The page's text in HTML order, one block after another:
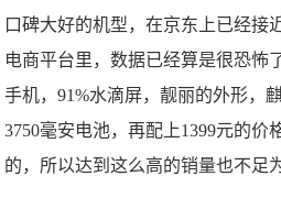
口碑大好的机型，在京东上已经接
电商平台里，数据已经算是很恐怖
手机，91%水滴屏，靓丽的外形，
3750毫安电池，再配上1399元的价
的，所以达到这么高的销量也不足